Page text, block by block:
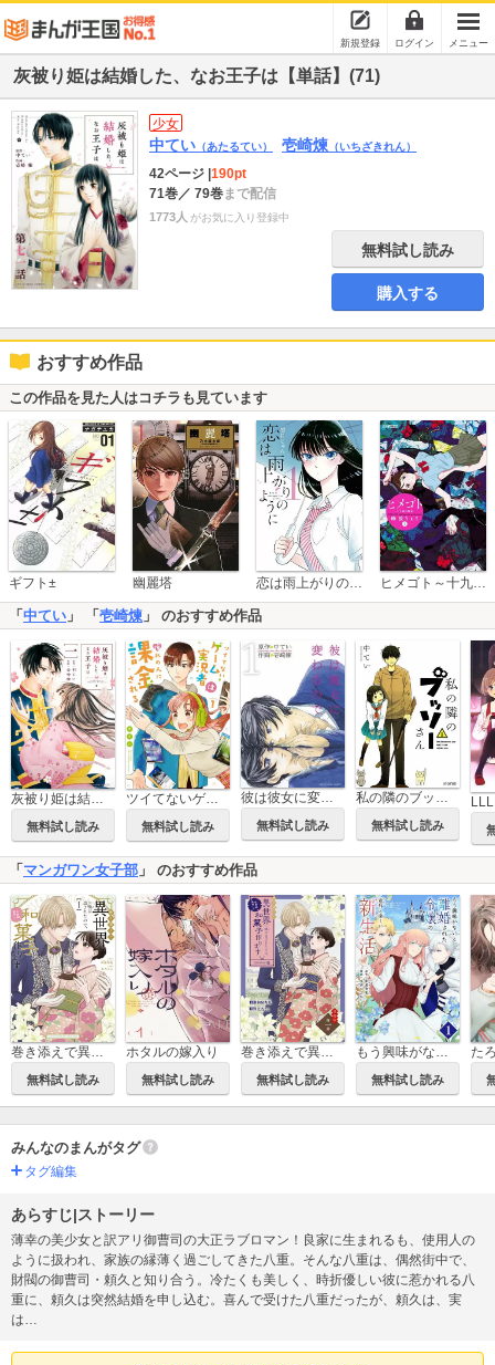
新規登録 ログイン メニュー
灰被り姫は結婚した、なお王子は【単話】(71)
少女
中てい （あたるてい） 壱崎煉 （いちざきれん）
42ページ 190pt
71巻／ 79巻まで配信
1773人 がお気に入り登録中
無料試し読み
購入する
おすすめ作品
この作品を見た人はコチラも見ています
ギフト± 幽麗塔 恋は雨上がりのように ヒメゴト～十九歳の制服～
「 中てい 」 「 壱崎煉 」 のおすすめ作品
無料試し読み
ツイてないゲーム実況者は憧れの人に課金される
無料試し読み
彼は彼女に変わるので
無料試し読み
私の隣のブッソーさん
無料試し読み
「 マンガワン女子部 」 のおすすめ作品
巻き添えで異世界に喚び出されたので、世界観無視して和菓子作ります
無料試し読み
ホタルの嫁入り
無料試し読み
巻き添えで異世界に喚び出されたので、世界観無視して和菓子作ります【単話】
無料試し読み
もう興味がないと離婚された令嬢の意外と楽しい新生活【単話】
無料試し読み
みんなのまんがタグ
タグ編集
あらすじ|ストーリー
薄幸の美少女と訳アリ御曹司の大正ラブロマン！良家に生まれるも、使用人の
ように扱われ、家族の縁薄く過ごしてきた八重。そんな八重は、偶然街中で、
財閥の御曹司・頼久と知り合う。冷たくも美しく、時折優しい彼に惹かれる八
重に、頼久は突然結婚を申し込む。喜んで受けた八重だったが、頼久は、実
は…